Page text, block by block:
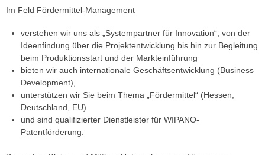
Im Feld Fördermittel-Management
verstehen wir uns als „Systempartner für Innovation“, von der
Ideenfindung über die Projektentwicklung bis hin zur Begleitung
beim Produktionsstart und der Markteinführung
bieten wir auch internationale Geschäftsentwicklung (Business
Development),
unterstützen wir Sie beim Thema „Fördermittel“ (Hessen,
Deutschland, EU)
und sind qualifizierter Dienstleister für WIPANO-
Patentförderung.